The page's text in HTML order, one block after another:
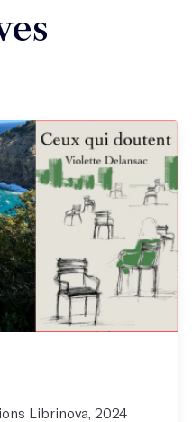
Librinova, 2024